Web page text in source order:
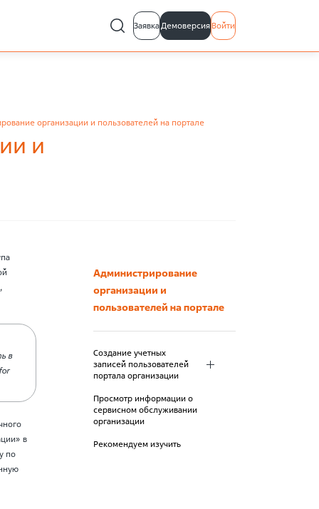
ЗаявкаДемоверсияВойти
организации и пользователей на портале
и
в
в
по
Администрирование
организации и
пользователей на портале
Создание учетных
записей пользователей
портала организации
Просмотр информации о
сервисном обслуживании
организации
Рекомендуем изучить